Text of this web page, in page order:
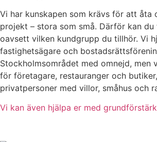
Vi har kunskapen som krävs för att åta
projekt – stora som små. Därför kan
oavsett vilken kundgrupp du tillhör. Vi
fastighetsägare och
Stockholmsområdet med omnejd, men
för företagare, restauranger och
privatpersoner med villor, småhus och
Vi kan även hjälpa er med